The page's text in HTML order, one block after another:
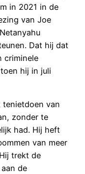
in 2021 in de
van Joe
Dat hij dat
criminele
hij in juli
tenietdoen van
zonder te
had. Hij heft
van meer
trekt de
de